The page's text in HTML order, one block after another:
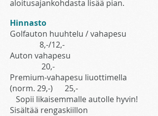
aloitusajankohdasta lisää pian.
Hinnasto
Golfauton huuhtelu / vahapesu
8,-/12,-
Auton vahapesu
20,-
Premium-vahapesu liuottimella
(norm. 29,-) 25,-
Sopii likaisemmalle autolle hyvin!
Sisältää rengaskiillon